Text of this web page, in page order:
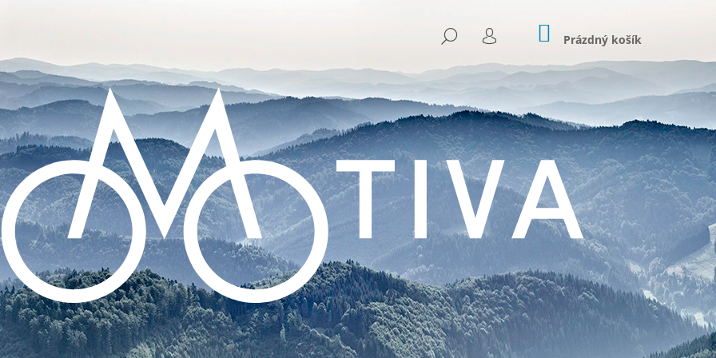
HLEDAT
PŘIHLÁŠENÍ
NÁKUPNÍ
KOŠÍK
Prázdný košík
CO POTŘEBUJETE NAJÍT?
HLEDAT
DOPORUČUJEME
BLIKAČKA KNOG PLUS REAR -